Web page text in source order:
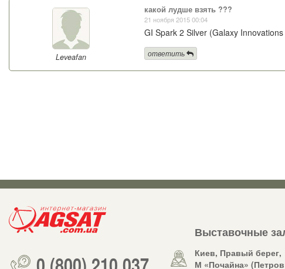
Leveafan
какой лудше взять ???
21 ноября 2015 00:04
GI Spark 2 Silver (Galaxy
ответить
Выставочные
Киев, Правый берег,
М «Почайна»